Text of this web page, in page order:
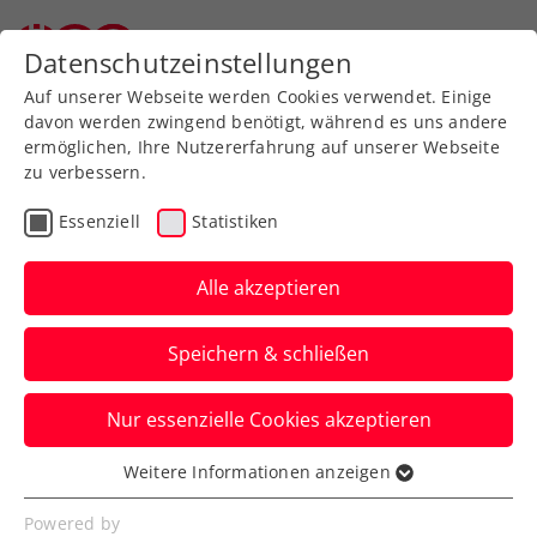
Aktuelle News
News filtern
Datenschutzeinstellungen
Auf unserer Webseite werden Cookies verwendet. Einige
davon werden zwingend benötigt, während es uns andere
ermöglichen, Ihre Nutzererfahrung auf unserer Webseite
zu verbessern.
Essenziell Statistiken
Alle akzeptieren
Speichern & schließen
Nur essenzielle Cookies akzeptieren
Essenziell
Essenzielle Cookies werden für grundlegende
Weitere Informationen anzeigen
Powered by